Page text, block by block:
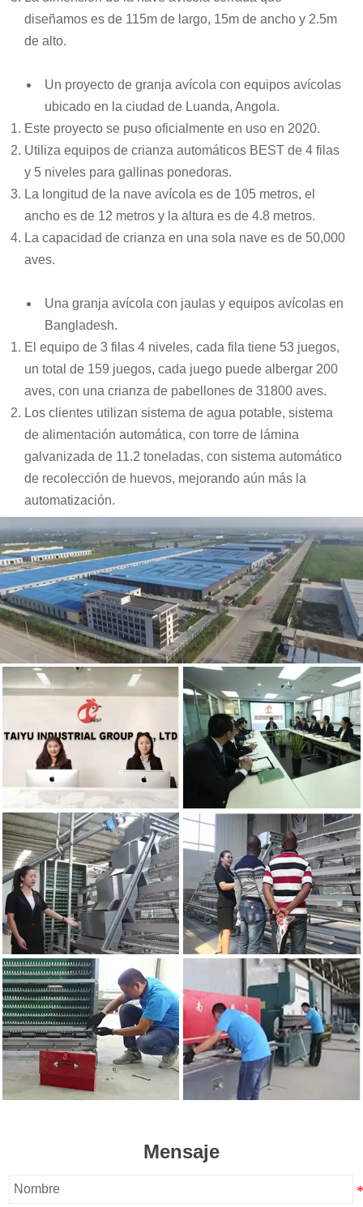
diseñamos es de 115m de largo, 15m de ancho y 2.5m
de alto.
Un proyecto de granja avícola con equipos avícolas
ubicado en la ciudad de Luanda, Angola.
Este proyecto se puso oficialmente en uso en 2020.
Utiliza equipos de crianza automáticos BEST de 4 filas
y 5 niveles para gallinas ponedoras.
La longitud de la nave avícola es de 105 metros, el
ancho es de 12 metros y la altura es de 4.8 metros.
La capacidad de crianza en una sola nave es de 50,000
aves.
Una granja avícola con jaulas y equipos avícolas en
Bangladesh.
El equipo de 3 filas 4 niveles, cada fila tiene 53 juegos,
un total de 159 juegos, cada juego puede albergar 200
aves, con una crianza de pabellones de 31800 aves.
Los clientes utilizan sistema de agua potable, sistema
de alimentación automática, con torre de lámina
galvanizada de 11.2 toneladas, con sistema automático
de recolección de huevos, mejorando aún más la
automatización.
Mensaje